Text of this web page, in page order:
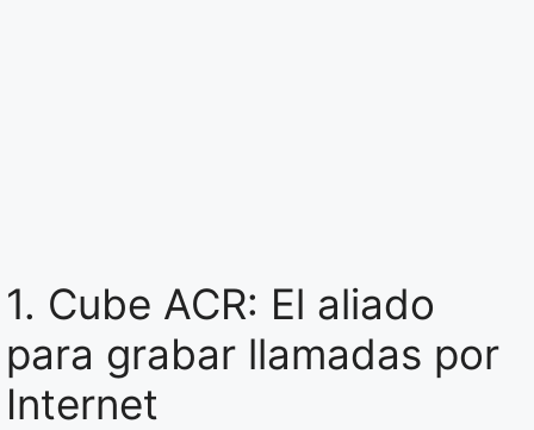
1. Cube ACR: El aliado
para grabar llamadas por
Internet